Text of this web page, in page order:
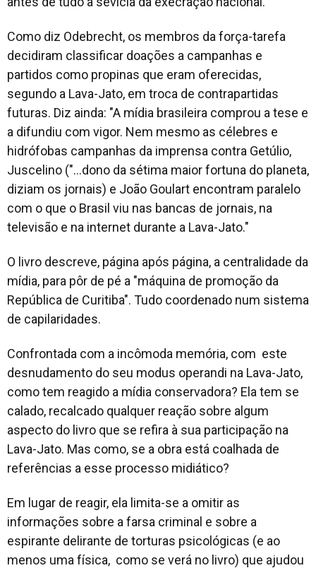
Como diz Odebrecht, os membros da força-tarefa
decidiram classificar doações a campanhas e
partidos como propinas que eram oferecidas,
segundo a Lava-Jato, em troca de contrapartidas
futuras. Diz ainda: "A mídia brasileira comprou a tese e
a difundiu com vigor. Nem mesmo as célebres e
hidrófobas campanhas da imprensa contra Getúlio,
Juscelino ("...dono da sétima maior fortuna do planeta,
diziam os jornais) e João Goulart encontram paralelo
com o que o Brasil viu nas bancas de jornais, na
televisão e na internet durante a Lava-Jato."
O livro descreve, página após página, a centralidade da
mídia, para pôr de pé a "máquina de promoção da
República de Curitiba". Tudo coordenado num sistema
de capilaridades.
Confrontada com a incômoda memória, com este
desnudamento do seu modus operandi na Lava-Jato,
como tem reagido a mídia conservadora? Ela tem se
calado, recalcado qualquer reação sobre algum
aspecto do livro que se refira à sua participação na
Lava-Jato. Mas como, se a obra está coalhada de
referências a esse processo midiático?
Em lugar de reagir, ela limita-se a omitir as
informações sobre a farsa criminal e sobre a
espirante delirante de torturas psicológicas (e ao
menos uma física, como se verá no livro) que ajudou